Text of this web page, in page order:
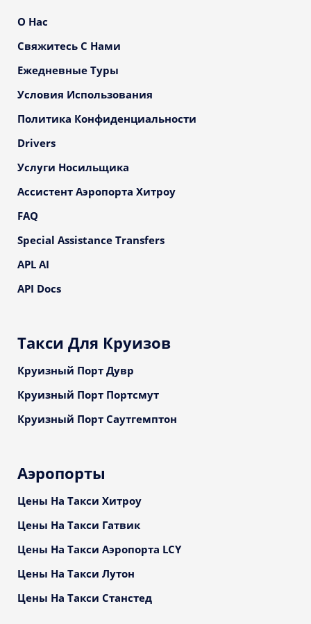
О Нас
Свяжитесь С Нами
Ежедневные Туры
Условия Использования
Политика Конфиденциальности
Drivers
Услуги Носильщика
Ассистент Аэропорта Хитроу
FAQ
Special Assistance Transfers
APL AI
API Docs
Такси Для Круизов
Круизный Порт Дувр
Круизный Порт Портсмут
Круизный Порт Саутгемптон
Аэропорты
Цены На Такси Хитроу
Цены На Такси Гатвик
Цены На Такси Аэропорта LCY
Цены На Такси Лутон
Цены На Такси Станстед